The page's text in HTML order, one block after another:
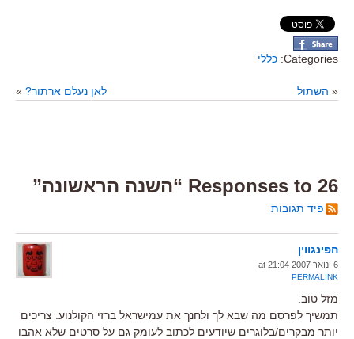
Categories: כללי
« השתול לאן נעלם ארתור? »
26 Responses to “השנה הראשונה”
פיד תגובות
הפינגווין
6 ינואר 2007 at 21:04
PERMALINK
מזל טוב.
תמשיך לפרסם מה שבא לך ולחנך את עמישראל ברזי הקולנוע. צריכים
יותר מבקרים/בלוגרים שיודעים לכתוב לעומק גם על סרטים שלא אהבו